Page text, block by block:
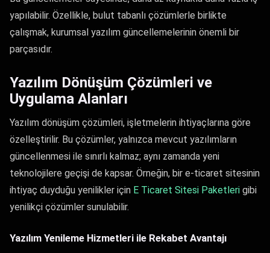
yapılabilir. Özellikle, bulut tabanlı çözümlerle birlikte
çalışmak, kurumsal yazılım güncellemelerinin önemli bir
parçasıdır.
Yazılım Dönüşüm Çözümleri ve
Uygulama Alanları
Yazılım dönüşüm çözümleri, işletmelerin ihtiyaçlarına göre
özelleştirilir. Bu çözümler, yalnızca mevcut yazılımların
güncellenmesi ile sınırlı kalmaz; aynı zamanda yeni
teknolojilere geçişi de kapsar. Örneğin, bir e-ticaret sitesinin
ihtiyaç duyduğu yenilikler için E Ticaret Sitesi Paketleri gibi
yenilikçi çözümler sunulabilir.
Yazılım Yenileme Hizmetleri ile Rekabet Avantajı